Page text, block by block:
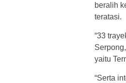
beralih
teratasi.
“33
yaitu
“Serta